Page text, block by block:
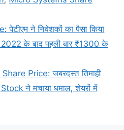
ने निवेशकों का पैसा किया
2022 के बाद पहली बार ₹1300 के
Price: जबरदस्त तिमाही
ने मचाया धमाल, शेयरों में